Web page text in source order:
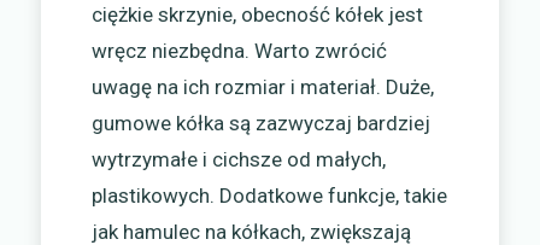
ciężkie skrzynie, obecność kółek jest
wręcz niezbędna. Warto zwrócić
uwagę na ich rozmiar i materiał. Duże,
gumowe kółka są zazwyczaj bardziej
wytrzymałe i cichsze od małych,
plastikowych. Dodatkowe funkcje, takie
jak hamulec na kółkach, zwiększają